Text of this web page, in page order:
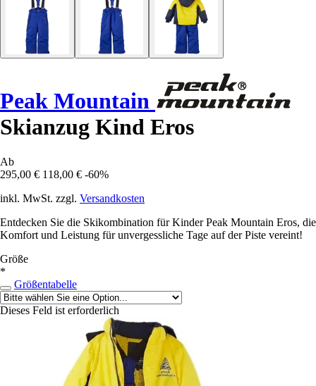
Peak Mountain
Skianzug Kind Eros
Ab
295,00 € 118,00 € -60%
inkl. MwSt. zzgl. Versandkosten
Entdecken Sie die Skikombination für Kinder Peak Mountain Eros, die
Komfort und Leistung für unvergessliche Tage auf der Piste vereint!
Größe
*
Größentabelle
Dieses Feld ist erforderlich